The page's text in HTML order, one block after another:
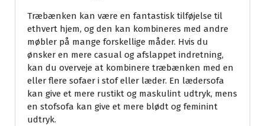
Træbænken kan være en fantastisk tilføjelse til
ethvert hjem, og den kan kombineres med andre
møbler på mange forskellige måder. Hvis du
ønsker en mere casual og afslappet indretning,
kan du overveje at kombinere træbænken med en
eller flere sofaer i stof eller læder. En lædersofa
kan give et mere rustikt og maskulint udtryk, mens
en stofsofa kan give et mere blødt og feminint
udtryk.